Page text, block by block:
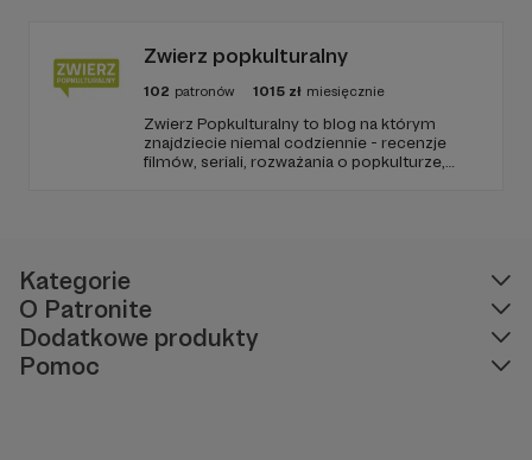
nowego odcinka co czwartek.
Zwierz popkulturalny
102 patronów 1015 zł miesięcznie
Zwierz Popkulturalny to blog na którym
znajdziecie niemal codziennie - recenzje
filmów, seriali, rozważania o popkulturze,
Kategorie
O Patronite
Dodatkowe produkty
Pomoc